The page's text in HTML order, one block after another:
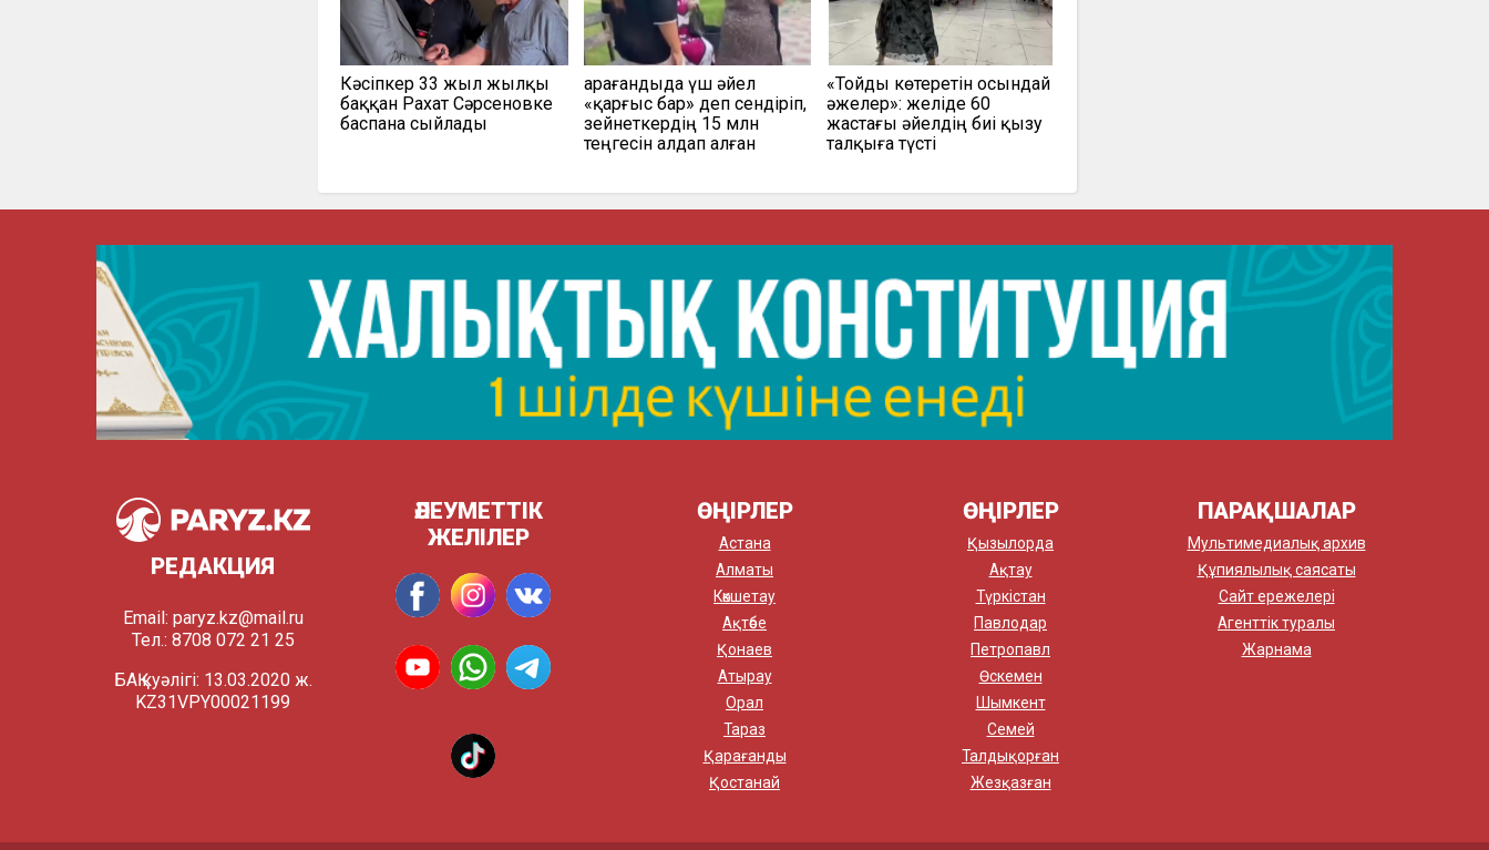
Кәсіпкер 33 жыл жылқы
баққан Рахат Сәрсеновке
баспана сыйлады
Қарағандыда үш әйел
«қарғыс бар» деп сендіріп,
зейнеткердің 15 млн
теңгесін алдап алған
«Тойды көтеретін осындай
әжелер»: желіде 60
жастағы әйелдің биі қызу
талқыға түсті
РЕДАКЦИЯ
Email: paryz.kz@mail.ru
Тел.: 8708 072 21 25
БАҚ куәлігі: 13.03.2020 ж.
KZ31VPY00021199
ӘЛЕУМЕТТІК
ЖЕЛІЛЕР
ӨҢІРЛЕР
Астана
Алматы
Көкшетау
Ақтөбе
Қонаев
Атырау
Орал
Тараз
Қарағанды
Қостанай
ӨҢІРЛЕР
Қызылорда
Ақтау
Түркістан
Павлодар
Петропавл
Өскемен
Шымкент
Семей
Талдықорған
Жезқазған
ПАРАҚШАЛАР
Мультимедиалық архив
Құпиялылық саясаты
Сайт ережелері
Агенттік туралы
Жарнама